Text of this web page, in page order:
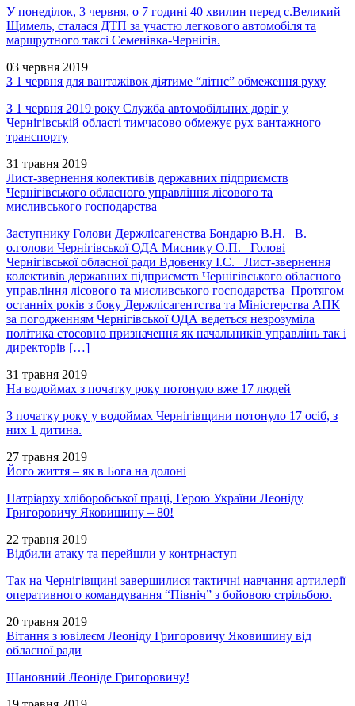
У понеділок, 3 червня, о 7 годині 40 хвилин перед с.Великий
Щимель, сталася ДТП за участю легкового автомобіля та
маршрутного таксі Семенівка-Чернігів.
03 червня 2019
З 1 червня для вантажівок діятиме “літнє” обмеження руху
З 1 червня 2019 року Служба автомобільних доріг у
Чернігівській області тимчасово обмежує рух вантажного
транспорту
31 травня 2019
Лист-звернення колективів державних підприємств
Чернігівського обласного управління лісового та
мисливського господарства
Заступнику Голови Держлісагенства Бондарю В.Н. В.
о.голови Чернігівської ОДА Миснику О.П. Голові
Чернігівської обласної ради Вдовенку І.С. Лист-звернення
колективів державних підприємств Чернігівського обласного
управління лісового та мисливського господарства Протягом
останніх років з боку Держлісагентства та Міністерства АПК
за погодженням Чернігівської ОДА ведеться незрозуміла
політика стосовно призначення як начальників управлінь так і
директорів […]
31 травня 2019
На водоймах з початку року потонуло вже 17 людей
З початку року у водоймах Чернігівщини потонуло 17 осіб, з
них 1 дитина.
27 травня 2019
Його життя – як в Бога на долоні
Патріарху хліборобської праці, Герою України Леоніду
Григоровичу Яковишину – 80!
22 травня 2019
Відбили атаку та перейшли у контрнаступ
Так на Чернігівщині завершилися тактичні навчання артилерії
оперативного командування “Північ” з бойовою стрільбою.
20 травня 2019
Вітання з ювілеєм Леоніду Григоровичу Яковишину від
обласної ради
Шановний Леоніде Григоровичу!